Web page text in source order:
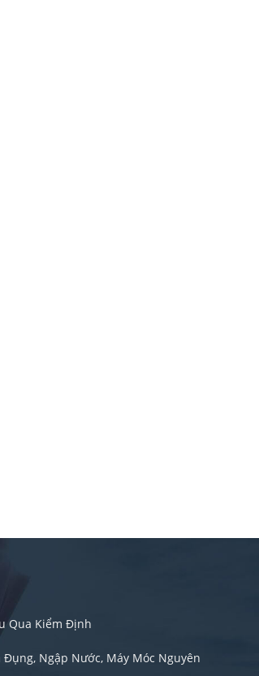
Qua Kiểm Định
Ngập Nước, Máy Móc Nguyên